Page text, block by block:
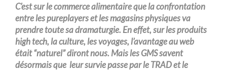
C’est sur le commerce alimentaire que la confrontation
entre les pureplayers et les magasins physiques va
prendre toute sa dramaturgie. En effet, sur les produits
high tech, la culture, les voyages, l’avantage au web
était “naturel” diront nous. Mais les GMS savent
désormais que leur survie passe par le TRAD et le